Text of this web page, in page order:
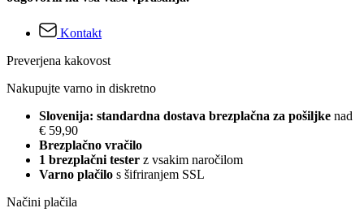
Kontakt
Preverjena kakovost
Nakupujte varno in diskretno
Slovenija: standardna dostava brezplačna za pošiljke nad
€ 59,90
Brezplačno vračilo
1 brezplačni tester z vsakim naročilom
Varno plačilo s šifriranjem SSL
Načini plačila